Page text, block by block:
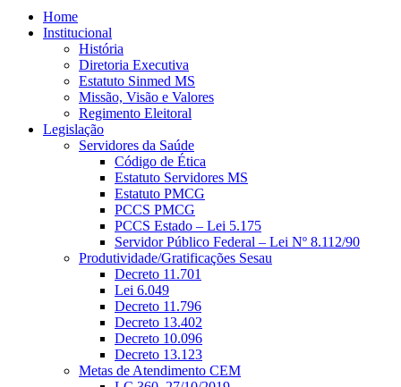
Home
Institucional
História
Diretoria Executiva
Estatuto Sinmed MS
Missão, Visão e Valores
Regimento Eleitoral
Legislação
Servidores da Saúde
Código de Ética
Estatuto Servidores MS
Estatuto PMCG
PCCS PMCG
PCCS Estado – Lei 5.175
Servidor Público Federal – Lei Nº 8.112/90
Produtividade/Gratificações Sesau
Decreto 11.701
Lei 6.049
Decreto 11.796
Decreto 13.402
Decreto 10.096
Decreto 13.123
Metas de Atendimento CEM